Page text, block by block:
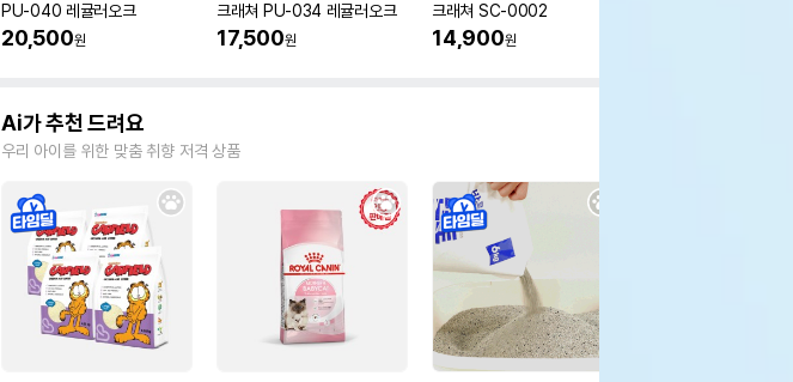
PU-040 레귤러오크
20,500원
크래쳐 PU-034 레귤러오크
17,500원
크래쳐 SC-0002
14,900원
Ai가 추천 드려요
우리 아이를 위한 맞춤 취향 저격 상품